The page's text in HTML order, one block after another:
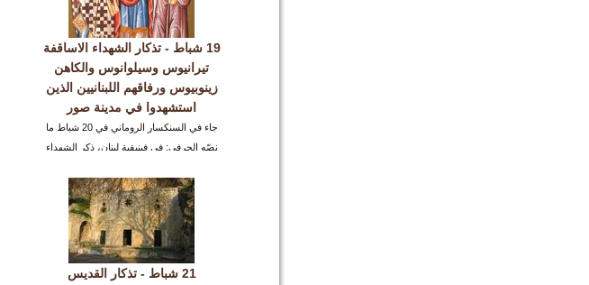
19 شباط - تذكار الشهداء الاساقفة
تيرانيوس وسيلوانوس والكاهن
زينوبيوس ورفاقهم اللبنانيين الذين
استشهدوا في مدينة صور
جاء في السنكسار الروماني في 20 شباط ما
نصّه الحرفي: في فينيقية لبنان، ذكر الشهداء
21 شباط - تذكار القديس